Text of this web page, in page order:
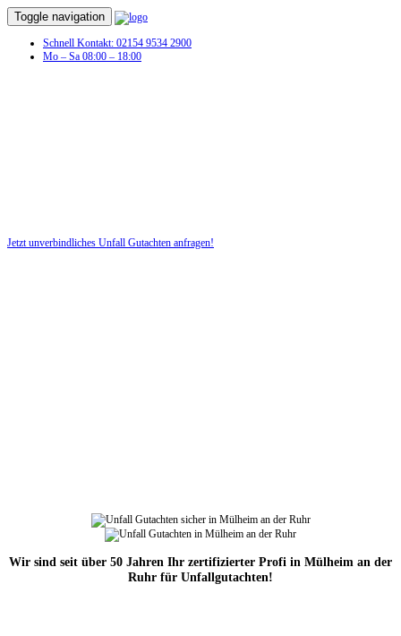
Toggle navigation
Schnell Kontakt: 02154 9534 2900
Mo – Sa 08:00 – 18:00
Jetzt unverbindliches Unfall Gutachten anfragen!
Wir sind seit über 50 Jahren Ihr zertifizierter Profi in Mülheim an der
Ruhr für Unfallgutachten!